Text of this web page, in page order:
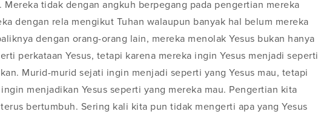
Mereka tidak dengan angkuh berpegang pada pengertian mereka
dengan rela mengikut Tuhan walaupun banyak hal belum mereka
dengan orang-orang lain, mereka menolak Yesus bukan hanya
perkataan Yesus, tetapi karena mereka ingin Yesus menjadi seperti
Murid-murid sejati ingin menjadi seperti yang Yesus mau, tetapi
menjadikan Yesus seperti yang mereka mau. Pengertian kita
bertumbuh. Sering kali kita pun tidak mengerti apa yang Yesus